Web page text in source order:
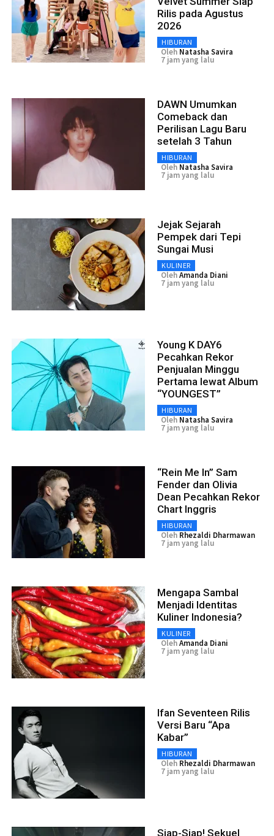
Rilis pada Agustus
2026
HIBURAN
Oleh Natasha Savira
7 jam yang lalu
DAWN Umumkan
Comeback dan
Perilisan Lagu Baru
setelah 3 Tahun
HIBURAN
Oleh Natasha Savira
7 jam yang lalu
Jejak Sejarah
Pempek dari Tepi
Sungai Musi
KULINER
OlehAmanda Diani
7 jam yang lalu
Young K DAY6
Pecahkan Rekor
Penjualan Minggu
Pertama lewat Album
“YOUNGEST”
HIBURAN
Oleh Natasha Savira
7 jam yang lalu
“Rein Me In” Sam
Fender dan Olivia
Dean Pecahkan Rekor
Chart Inggris
HIBURAN
Oleh Rhezaldi Dharmawan
7 jam yang lalu
Mengapa Sambal
Menjadi Identitas
Kuliner Indonesia?
KULINER
OlehAmanda Diani
7 jam yang lalu
Ifan Seventeen Rilis
Versi Baru “Apa
Kabar”
HIBURAN
Oleh Rhezaldi Dharmawan
7 jam yang lalu
Siap-Siap! Sekuel